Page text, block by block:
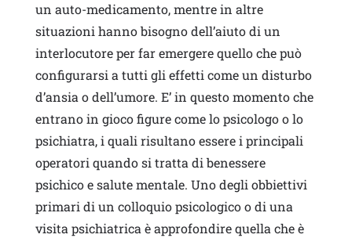
un auto-medicamento, mentre in altre
situazioni hanno bisogno dell’aiuto di un
interlocutore per far emergere quello che può
configurarsi a tutti gli effetti come un disturbo
d’ansia o dell’umore. E’ in questo momento che
entrano in gioco figure come lo psicologo o lo
psichiatra, i quali risultano essere i principali
operatori quando si tratta di benessere
psichico e salute mentale. Uno degli obbiettivi
primari di un colloquio psicologico o di una
visita psichiatrica è approfondire quella che è